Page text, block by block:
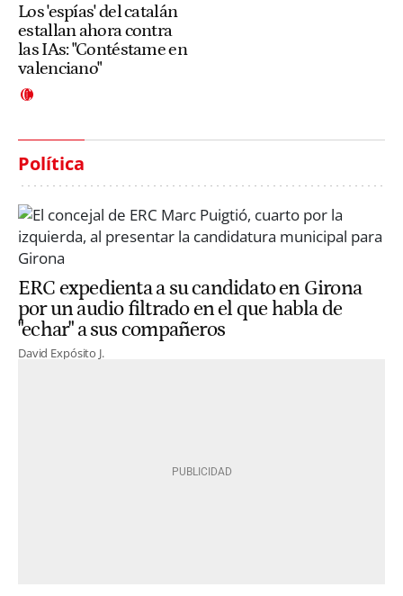
Los 'espías' del catalán
estallan ahora contra
las IAs: "Contéstame en
valenciano"
Política
ERC expedienta a su candidato en Girona
por un audio filtrado en el que habla de
"echar" a sus compañeros
David Expósito J.